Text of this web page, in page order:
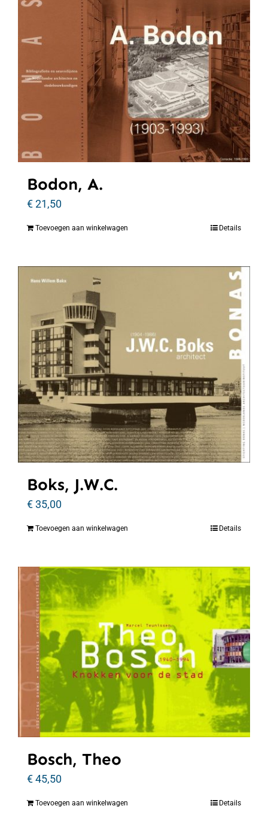
Bodon, A.
€21,50
Toevoegen aan winkelwagen Details
Boks, J.W.C.
€35,00
Toevoegen aan winkelwagen Details
Bosch, Theo
€45,50
Toevoegen aan winkelwagen Details